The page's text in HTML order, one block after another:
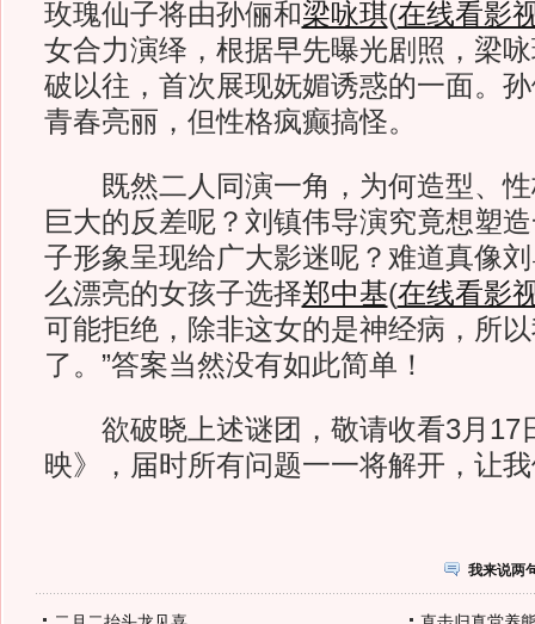
玫瑰仙子将由孙俪和梁咏琪(在线看影
女合力演绎，根据早先曝光剧照，梁
破以往，首次展现妩媚诱惑的一面。
青春亮丽，但性格疯癫搞怪。
既然二人同演一角，为何造型、性
巨大的反差呢？刘镇伟导演究竟想塑
子形象呈现给广大影迷呢？难道真像
么漂亮的女孩子选择郑中基(在线看影
可能拒绝，除非这女的是神经病，所
了。”答案当然没有如此简单！
欲破晓上述谜团，敬请收看3月17
映》，届时所有问题一一将解开，让
我来说两